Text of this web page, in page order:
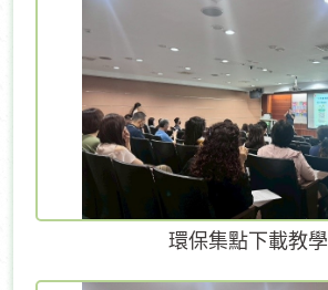
環保集點下載教學